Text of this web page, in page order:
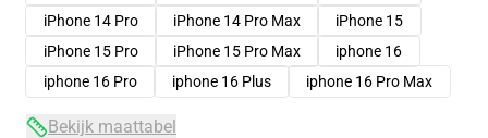
iPhone 14 Pro
iPhone 14 Pro Max
iPhone 15
iPhone 15 Pro
iPhone 15 Pro Max
iphone 16
iphone 16 Pro
iphone 16 Plus iphone 16 Pro Max
Bekijk maattabel